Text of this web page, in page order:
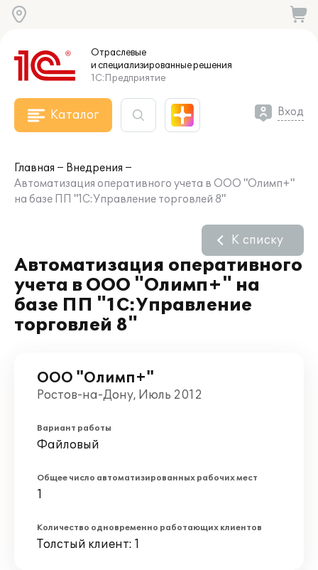
Отраслевые
и специализированныерешения
1С:Предприятие
Каталог Вход
Главная
Внедрения
Автоматизация оперативного учета в ООО "Олимп+"
на базе ПП "1С:Управление торговлей 8"
Автоматизация оперативного
учета в ООО "Олимп+" на
базе ПП "1С:Управление
торговлей 8"
К списку
ООО "Олимп+"
Ростов-на-Дону, Июль 2012
Вариант работы
Файловый
Общее число автоматизированных рабочих мест
1
Количество одновременно работающих клиентов
Толстый клиент: 1